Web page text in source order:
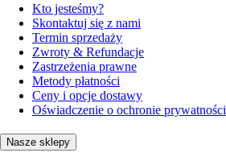
Kto jesteśmy?
Skontaktuj się z nami
Termin sprzedaży
Zwroty & Refundacje
Zastrzeżenia prawne
Metody płatności
Ceny i opcje dostawy
Oświadczenie o ochronie prywatności
Nasze sklepy